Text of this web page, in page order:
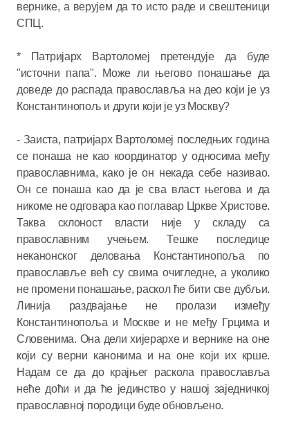
вернике, а верујем да то исто раде и свештеници
СПЦ.
* Патријарх Вартоломеј претендује да буде
"источни папа". Може ли његово понашање да
доведе до распада православља на део који је уз
Константинопољ и други који је уз Москву?
- Заиста, патријарх Вартоломеј последњих година
се понаша не као координатор у односима међу
православнима, како је он некада себе називао.
Он се понаша као да је сва власт његова и да
никоме не одговара као поглавар Цркве Христове.
Таква склоност власти није у складу са
православним учењем. Тешке последице
неканонског деловања Константинопоља по
православље већ су свима очигледне, а уколико
не промени понашање, раскол ће бити све дубљи.
Линија раздвајање не пролази између
Константинопоља и Москве и не међу Грцима и
Словенима. Она дели хијерархе и вернике на оне
који су верни канонима и на оне који их крше.
Надам се да до крајњег раскола православља
неће доћи и да ће јединство у нашој заједничкој
православној породици буде обновљено.